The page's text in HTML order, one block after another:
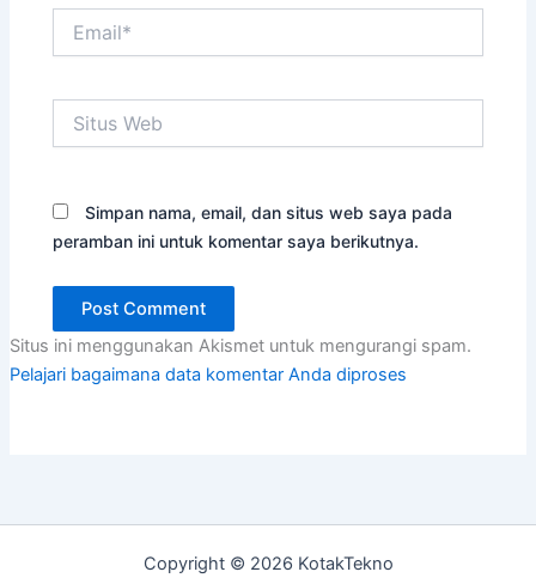
Web
Simpan nama, email, dan situs web saya pada
peramban ini untuk komentar saya berikutnya.
Situs ini menggunakan Akismet untuk mengurangi spam.
Pelajari bagaimana data komentar Anda diproses
Copyright © 2026 KotakTekno